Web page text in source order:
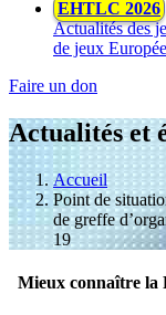
EHTLC 2026
Actualités des
de jeux
Faire un don
Actualités et
Accueil
Point de
de greffe
19
Mieux connaître la